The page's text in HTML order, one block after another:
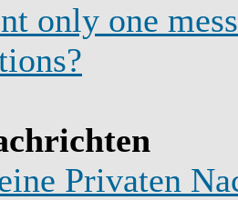
only one
Privaten